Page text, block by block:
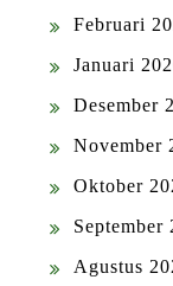
Februari
Januari
Desember
November
Oktober
September
Agustus